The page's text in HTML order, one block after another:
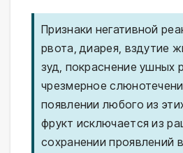
Признаки негативной
рвота, диарея, вздутие
зуд, покраснение ушных
чрезмерное
появлении любого из
фрукт исключается из
сохранении проявлений